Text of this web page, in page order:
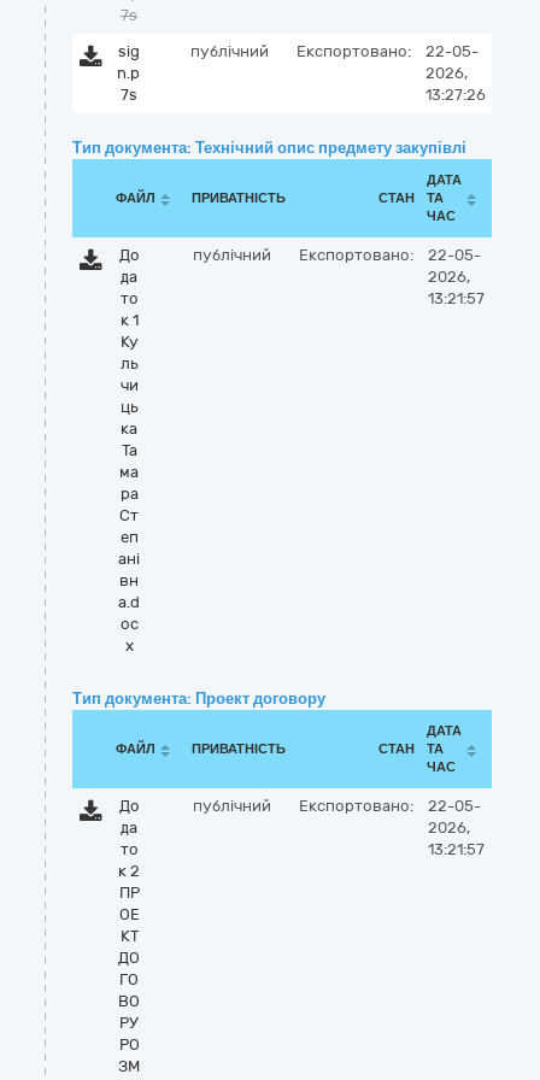
7s
sig
n.p
7s
публічний Експортовано:
22-05-
2026,
13:27:26
Тип документа: Технічний опис предмету закупівлі
ФАЙЛ ПРИВАТНІСТЬ СТАН
ДАТА
ТА
ЧАС
До
да
то
к 1
Ку
ль
чи
ць
ка
Та
ма
ра
Ст
еп
ані
вн
а.d
oc
x
публічний Експортовано:
22-05-
2026,
13:21:57
Тип документа: Проект договору
ФАЙЛ ПРИВАТНІСТЬ СТАН
ДАТА
ТА
ЧАС
До
да
то
к 2
ПР
ОЕ
КТ
ДО
ГО
ВО
РУ
РО
ЗМ
публічний Експортовано:
22-05-
2026,
13:21:57